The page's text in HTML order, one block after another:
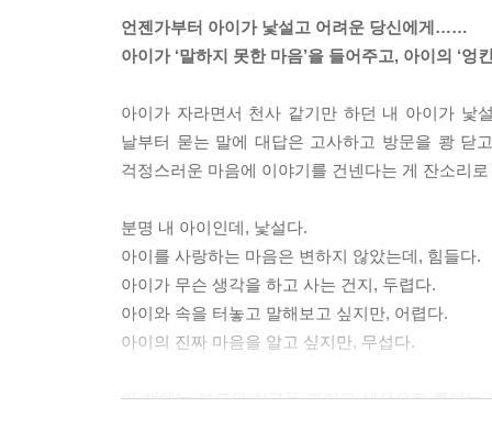
“예전의 아빠가 그립다는 말로 들리는데, 맞아?”
윤식이는 한동안 말이 없었다. 게임에 중독된 아
속 세상에 갇힌 자신을 현실세계로 이끌어주길,
으면서도, 그런 못난 자신을 잊기 위해 또다시 게
아이가 갑자기 잠만 자거나 게임만 한다면 생각
기대를 채워줄 수 없다는 절망감이 자신을 더욱
-[아빠는 제가 쪽팔리대요] 중에서
그러나 어른들에게는 아직도 해야 할 일이 남아
수학여행에 동행했던 선생님도, 집에 있어 함께
언젠가부터 아이가 낯설고 어려운 당신에게……
아이가 ‘말하지 못한 마음’을 들어주고, 아이의 ‘엉
아이가 자라면서 천사 같기만 하던 내 아이가 낯
날부터 묻는 말에 대답은 고사하고 방문을 쾅 닫
걱정스러운 마음에 이야기를 건넨다는 게 잔소리
분명 내 아이인데, 낯설다.
아이를 사랑하는 마음은 변하지 않았는데, 힘들다.
아이가 무슨 생각을 하고 사는 건지, 두렵다.
아이와 속을 터놓고 말해보고 싶지만, 어렵다.
아이의 진짜 마음을 알고 싶지만, 무섭다.
이 책에는 부모와 친구들 그리고 세상으로 통하